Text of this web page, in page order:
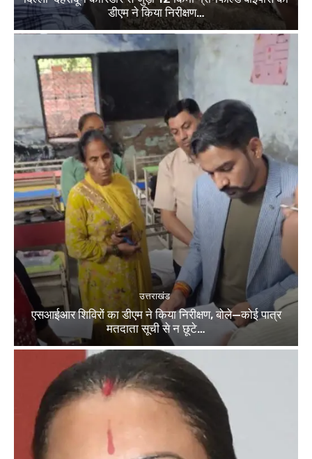
डीएम ने किया निरीक्षण…
उत्तराखंड
एसआईआर शिविरों का डीएम ने किया निरीक्षण, बोले—कोई पात्र
मतदाता सूची से न छूटे…